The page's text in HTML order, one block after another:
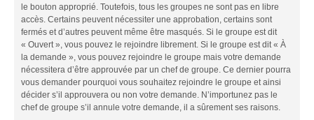
le bouton approprié. Toutefois, tous les groupes ne sont pas en libre
accès. Certains peuvent nécessiter une approbation, certains sont
fermés et d’autres peuvent même être masqués. Si le groupe est dit
« Ouvert », vous pouvez le rejoindre librement. Si le groupe est dit « À
la demande », vous pouvez rejoindre le groupe mais votre demande
nécessitera d’être approuvée par un chef de groupe. Ce dernier pourra
vous demander pourquoi vous souhaitez rejoindre le groupe et ainsi
décider s’il approuvera ou non votre demande. N’importunez pas le
chef de groupe s’il annule votre demande, il a sûrement ses raisons.